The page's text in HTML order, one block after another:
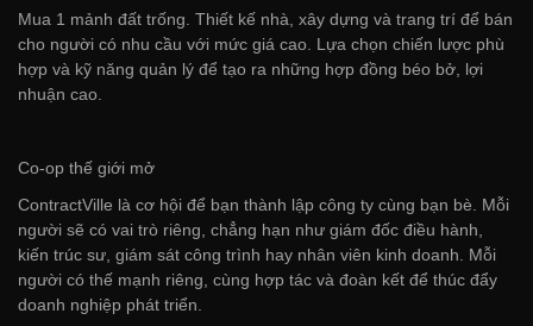
Mua 1 mảnh đất trống. Thiết kế nhà, xây dựng và trang trí để bán
cho người có nhu cầu với mức giá cao. Lựa chọn chiến lược phù
hợp và kỹ năng quản lý để tạo ra những hợp đồng béo bở, lợi
nhuận cao.
Co-op thế giới mở
ContractVille là cơ hội để bạn thành lập công ty cùng bạn bè. Mỗi
người sẽ có vai trò riêng, chẳng hạn như giám đốc điều hành,
kiến trúc sư, giám sát công trình hay nhân viên kinh doanh. Mỗi
người có thế mạnh riêng, cùng hợp tác và đoàn kết để thúc đẩy
doanh nghiệp phát triển.